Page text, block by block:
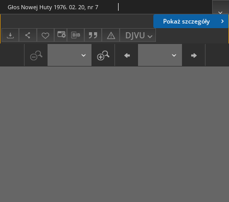
Pokaż szczegóły
DJVU
Głos Nowej Huty 1976. 02. 20, nr 7